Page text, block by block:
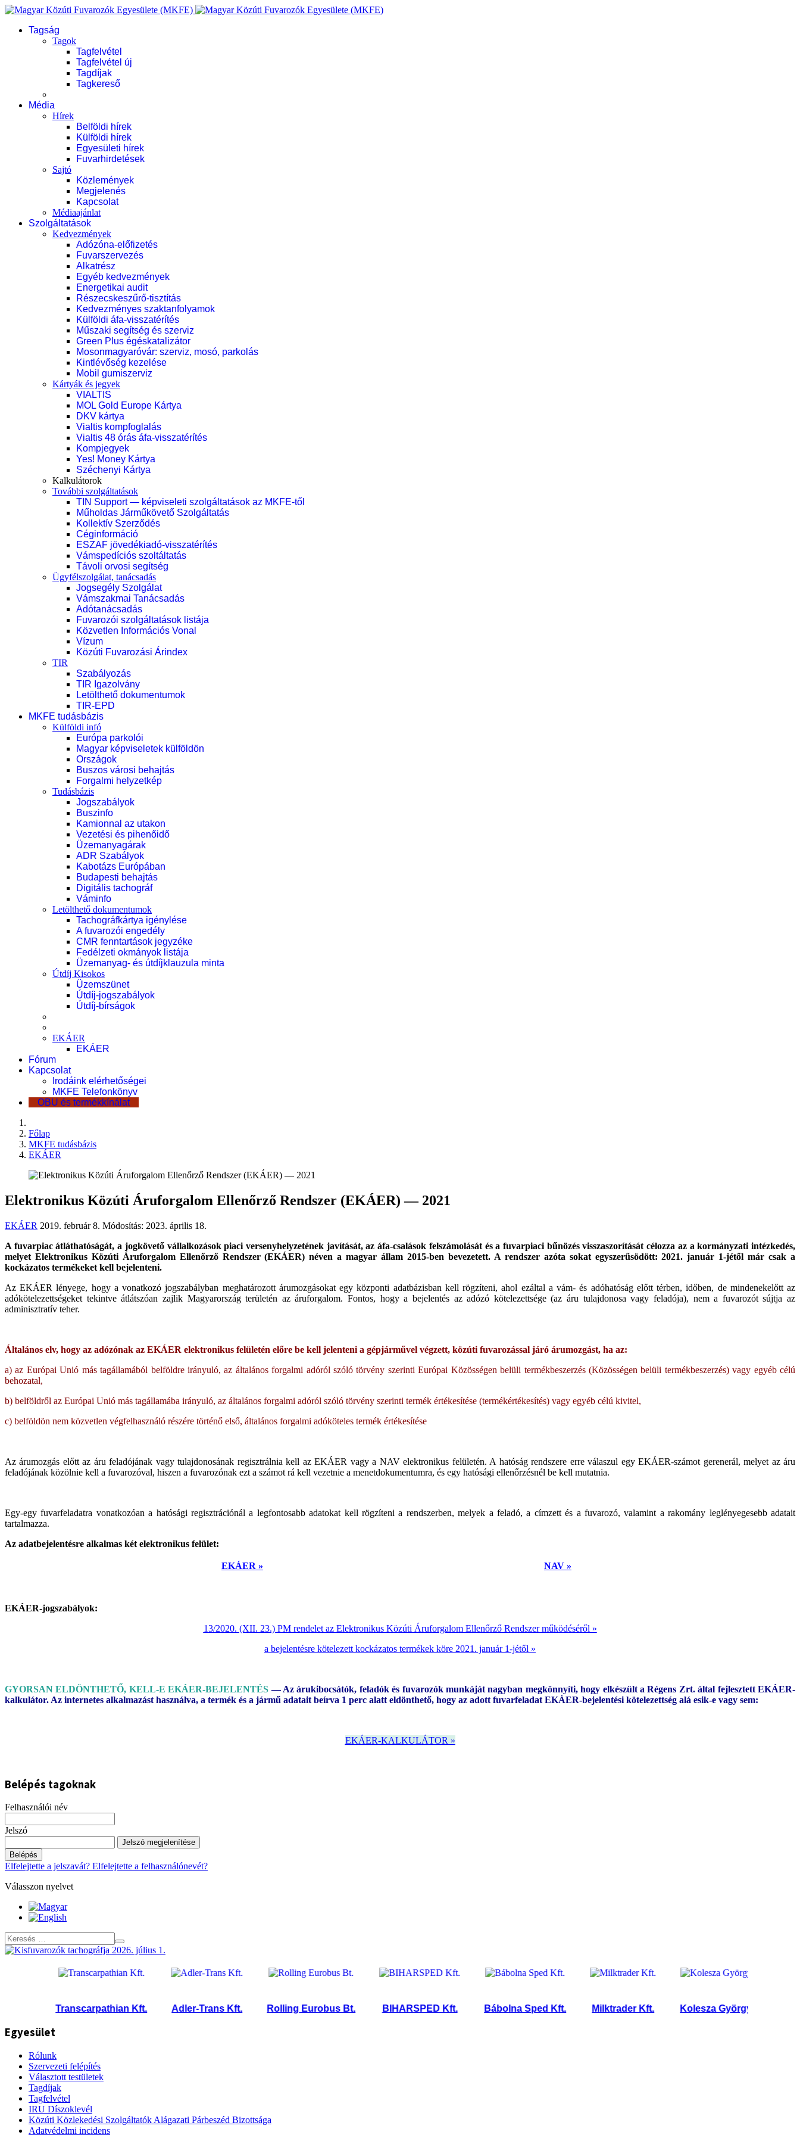
Tagság
Tagok
Tagfelvétel
Tagfelvétel új
Tagdíjak
Tagkereső
Média
Hírek
Belföldi hírek
Külföldi hírek
Egyesületi hírek
Fuvarhirdetések
Sajtó
Közlemények
Megjelenés
Kapcsolat
Médiaajánlat
Szolgáltatások
Kedvezmények
Adózóna-előfizetés
Fuvarszervezés
Alkatrész
Egyéb kedvezmények
Energetikai audit
Részecskeszűrő-tisztítás
Kedvezményes szaktanfolyamok
Külföldi áfa-visszatérítés
Műszaki segítség és szerviz
Green Plus égéskatalizátor
Mosonmagyaróvár: szerviz, mosó, parkolás
Kintlévőség kezelése
Mobil gumiszerviz
Kártyák és jegyek
VIALTIS
MOL Gold Europe Kártya
DKV kártya
Vialtis kompfoglalás
Vialtis 48 órás áfa-visszatérítés
Kompjegyek
Yes! Money Kártya
Széchenyi Kártya
Kalkulátorok
További szolgáltatások
TIN Support — képviseleti szolgáltatások az MKFE-től
Műholdas Járműkövető Szolgáltatás
Kollektív Szerződés
Céginformáció
ESZAF jövedékiadó-visszatérítés
Vámspedíciós szoltáltatás
Távoli orvosi segítség
Ügyfélszolgálat, tanácsadás
Jogsegély Szolgálat
Vámszakmai Tanácsadás
Adótanácsadás
Fuvarozói szolgáltatások listája
Közvetlen Információs Vonal
Vízum
Közúti Fuvarozási Árindex
TIR
Szabályozás
TIR Igazolvány
Letölthető dokumentumok
TIR-EPD
MKFE tudásbázis
Külföldi infó
Európa parkolói
Magyar képviseletek külföldön
Országok
Buszos városi behajtás
Forgalmi helyzetkép
Tudásbázis
Jogszabályok
Buszinfo
Kamionnal az utakon
Vezetési és pihenőidő
Üzemanyagárak
ADR Szabályok
Kabotázs Európában
Budapesti behajtás
Digitális tachográf
Váminfo
Letölthető dokumentumok
Tachográfkártya igénylése
A fuvarozói engedély
CMR fenntartások jegyzéke
Fedélzeti okmányok listája
Üzemanyag- és útdíjklauzula minta
Útdíj Kisokos
Üzemszünet
Útdíj-jogszabályok
Útdíj-bírságok
EKÁER
EKÁER
Fórum
Kapcsolat
Irodáink elérhetőségei
MKFE Telefonkönyv
OBU és termékkínálat
Főlap
MKFE tudásbázis
EKÁER
Elektronikus Közúti Áruforgalom Ellenőrző Rendszer (EKÁER) — 2021
EKÁER 2019. február 8. Módosítás: 2023. április 18.
A fuvarpiac átláthatóságát, a jogkövető vállalkozások piaci versenyhelyzetének javítását, az áfa-csalások felszámolását és a fuvarpiaci bűnözés visszaszorítását célozza az a kormányzati intézkedés,
melyet Elektronikus Közúti Áruforgalom Ellenőrző Rendszer (EKÁER) néven a magyar állam 2015-ben bevezetett. A rendszer azóta sokat egyszerűsödött: 2021. január 1-jétől már csak a
kockázatos termékeket kell bejelenteni.
Az EKÁER lényege, hogy a vonatkozó jogszabályban meghatározott árumozgásokat egy központi adatbázisban kell rögzíteni, ahol ezáltal a vám- és adóhatóság előtt térben, időben, de mindenekelőtt az
adókötelezettségeket tekintve átlátszóan zajlik Magyarország területén az áruforgalom. Fontos, hogy a bejelentés az adózó kötelezettsége (az áru tulajdonosa vagy feladója), nem a fuvarozót sújtja az
adminisztratív teher.
Általános elv, hogy az adózónak az EKÁER elektronikus felületén előre be kell jelenteni a gépjárművel végzett, közúti fuvarozással járó árumozgást, ha az:
a) az Európai Unió más tagállamából belföldre irányuló, az általános forgalmi adóról szóló törvény szerinti Európai Közösségen belüli termékbeszerzés (Közösségen belüli termékbeszerzés) vagy egyéb célú
behozatal,
b) belföldről az Európai Unió más tagállamába irányuló, az általános forgalmi adóról szóló törvény szerinti termék értékesítése (termékértékesítés) vagy egyéb célú kivitel,
c) belföldön nem közvetlen végfelhasználó részére történő első, általános forgalmi adóköteles termék értékesítése
Az árumozgás előtt az áru feladójának vagy tulajdonosának regisztrálnia kell az EKÁER vagy a NAV elektronikus felületén. A hatóság rendszere erre válaszul egy EKÁER-számot gerenerál, melyet az áru
feladójának közölnie kell a fuvarozóval, hiszen a fuvarozónak ezt a számot rá kell vezetnie a menetdokumentumra, és egy hatósági ellenőrzésnél be kell mutatnia.
Egy-egy fuvarfeladatra vonatkozóan a hatósági regisztrációnál a legfontosabb adatokat kell rögzíteni a rendszerben, melyek a feladó, a címzett és a fuvarozó, valamint a rakomány leglényegesebb adatait
tartalmazza.
Az adatbejelentésre alkalmas két elektronikus felület:
EKÁER » NAV »
EKÁER-jogszabályok:
13/2020. (XII. 23.) PM rendelet az Elektronikus Közúti Áruforgalom Ellenőrző Rendszer működéséről »
a bejelentésre kötelezett kockázatos termékek köre 2021. január 1-jétől »
GYORSAN ELDÖNTHETŐ, KELL-E EKÁER-BEJELENTÉS — Az árukibocsátók, feladók és fuvarozók munkáját nagyban megkönnyíti, hogy elkészült a Régens Zrt. által fejlesztett EKÁER-
kalkulátor. Az internetes alkalmazást használva, a termék és a jármű adatait beírva 1 perc alatt eldönthető, hogy az adott fuvarfeladat EKÁER-bejelentési kötelezettség alá esik-e vagy sem:
EKÁER-KALKULÁTOR »
Belépés tagoknak
Felhasználói név
Jelszó
Jelszó megjelenítése
Belépés
Elfelejtette a jelszavát? Elfelejtette a felhasználónevét?
Válasszon nyelvet
Transcarpathian Kft. Adler-Trans Kft. Rolling Eurobus Bt. BIHARSPED Kft. Bábolna Sped Kft. Milktrader Kft. Kolesza György
Egyesület
Rólunk
Szervezeti felépítés
Választott testületek
Tagdíjak
Tagfelvétel
IRU Díszoklevél
Közúti Közlekedési Szolgáltatók Alágazati Párbeszéd Bizottsága
Adatvédelmi incidens